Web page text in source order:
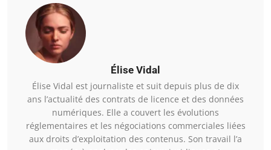
Élise Vidal
Élise Vidal est journaliste et suit depuis plus de dix
ans l’actualité des contrats de licence et des données
numériques. Elle a couvert les évolutions
réglementaires et les négociations commerciales liées
aux droits d’exploitation des contenus. Son travail l’a